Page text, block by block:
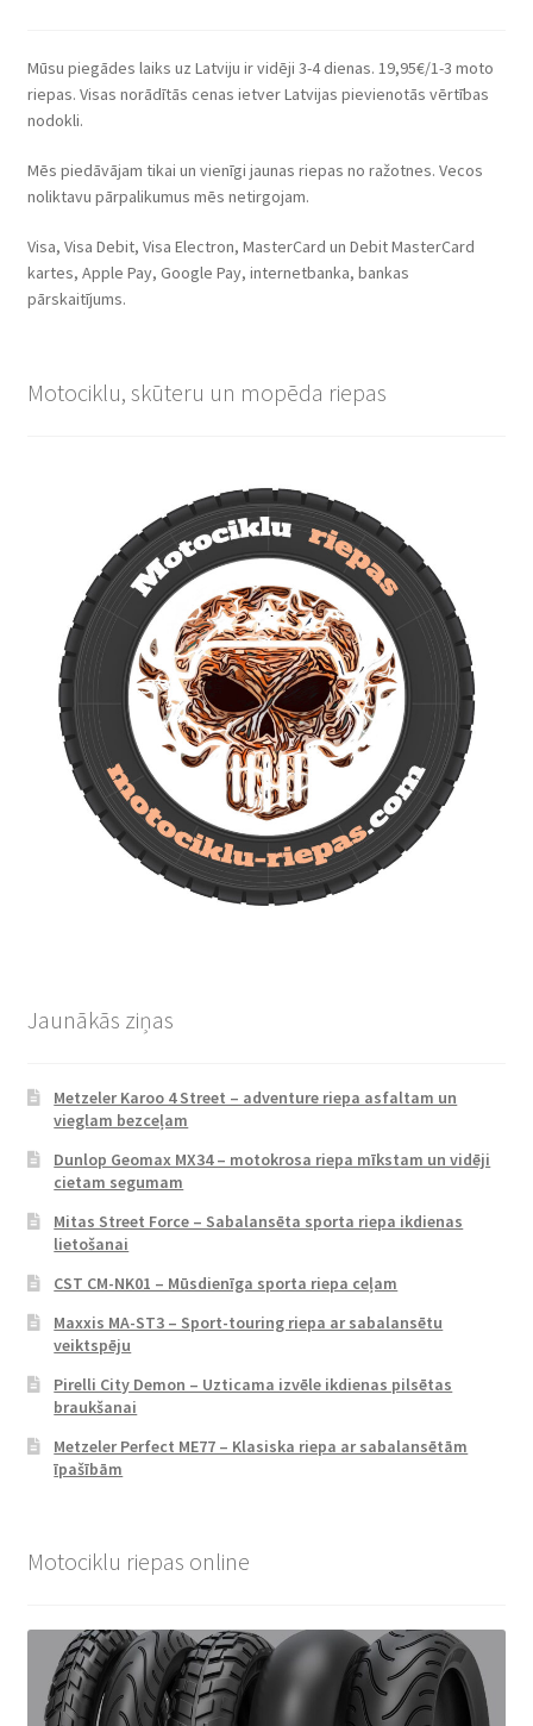
Mūsu piegādes laiks uz Latviju ir vidēji 3-4 dienas. 19,95€/1-3 moto
riepas. Visas norādītās cenas ietver Latvijas pievienotās vērtības
nodokli.
Mēs piedāvājam tikai un vienīgi jaunas riepas no ražotnes. Vecos
noliktavu pārpalikumus mēs netirgojam.
Visa, Visa Debit, Visa Electron, MasterCard un Debit MasterCard
kartes, Apple Pay, Google Pay, internetbanka, bankas
pārskaitījums.
Motociklu, skūteru un mopēda riepas
Jaunākās ziņas
Metzeler Karoo 4 Street – adventure riepa asfaltam un
vieglam bezceļam
Dunlop Geomax MX34 – motokrosa riepa mīkstam un vidēji
cietam segumam
Mitas Street Force – Sabalansēta sporta riepa ikdienas
lietošanai
CST CM-NK01 – Mūsdienīga sporta riepa ceļam
Maxxis MA-ST3 – Sport-touring riepa ar sabalansētu
veiktspēju
Pirelli City Demon – Uzticama izvēle ikdienas pilsētas
braukšanai
Metzeler Perfect ME77 – Klasiska riepa ar sabalansētām
īpašībām
Motociklu riepas online